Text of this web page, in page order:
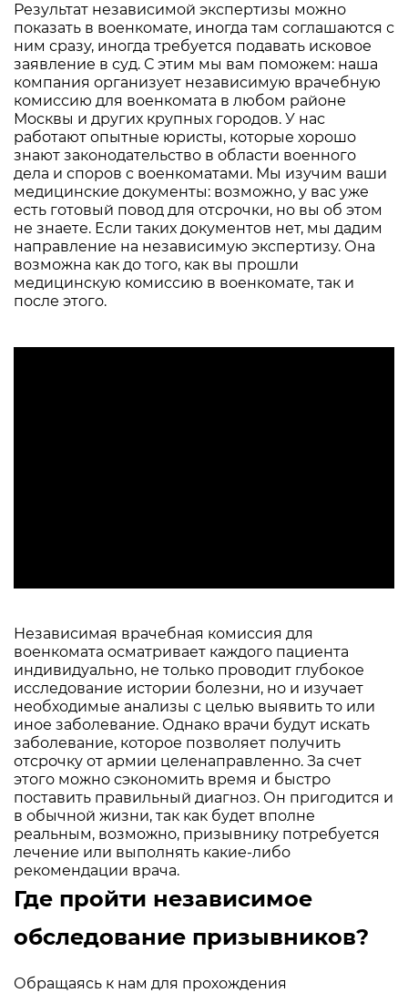
Результат независимой экспертизы можно
показать в военкомате, иногда там соглашаются с
ним сразу, иногда требуется подавать исковое
заявление в суд. С этим мы вам поможем: наша
компания организует независимую врачебную
комиссию для военкомата в любом районе
Москвы и других крупных городов. У нас
работают опытные юристы, которые хорошо
знают законодательство в области военного
дела и споров с военкоматами. Мы изучим ваши
медицинские документы: возможно, у вас уже
есть готовый повод для отсрочки, но вы об этом
не знаете. Если таких документов нет, мы дадим
направление на независимую экспертизу. Она
возможна как до того, как вы прошли
медицинскую комиссию в военкомате, так и
после этого.
Независимая врачебная комиссия для
военкомата осматривает каждого пациента
индивидуально, не только проводит глубокое
исследование истории болезни, но и изучает
необходимые анализы с целью выявить то или
иное заболевание. Однако врачи будут искать
заболевание, которое позволяет получить
отсрочку от армии целенаправленно. За счет
этого можно сэкономить время и быстро
поставить правильный диагноз. Он пригодится и
в обычной жизни, так как будет вполне
реальным, возможно, призывнику потребуется
лечение или выполнять какие-либо
рекомендации врача.
Где пройти независимое
обследование призывников?
Обращаясь к нам для прохождения